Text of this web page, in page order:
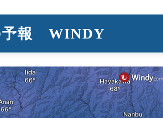
予報 WINDY